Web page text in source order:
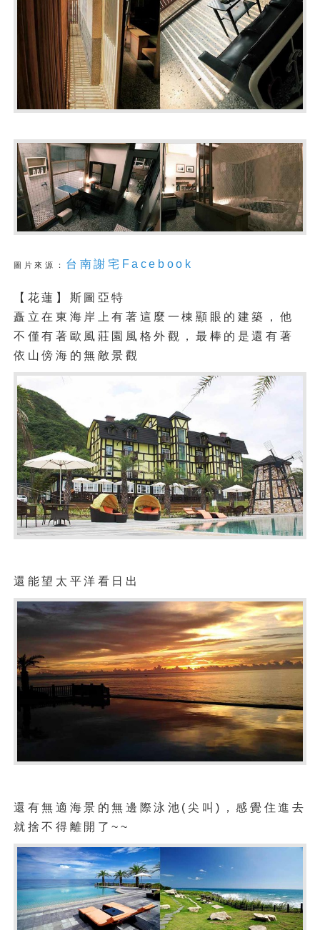
圖片來源： 台南謝宅Facebook
【花蓮】斯圖亞特
矗立在東海岸上有著這麼一棟顯眼的建築，他
不僅有著歐風莊園風格外觀，最棒的是還有著
依山傍海的無敵景觀
還能望太平洋看日出
還有無適海景的無邊際泳池(尖叫)，感覺住進去
就捨不得離開了~~